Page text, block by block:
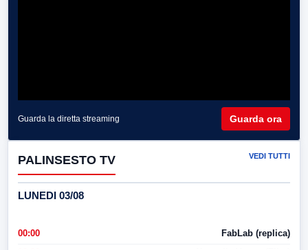
Guarda la diretta streaming Guarda ora
PALINSESTO TV VEDI TUTTI
LUNEDI 03/08
00:00 FabLab (replica)